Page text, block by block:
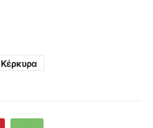
Κέρκυρα